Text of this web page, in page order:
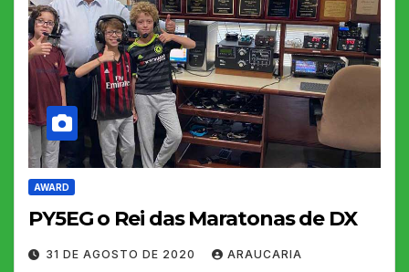
AWARD
PY5EG o Rei das Maratonas de DX
31 DE AGOSTO DE 2020 ARAUCARIA